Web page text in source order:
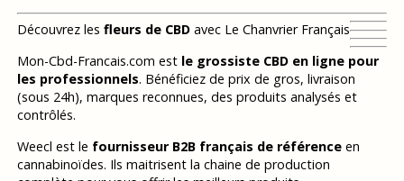
Découvrez les fleurs de CBDavec Le Chanvrier Français
Mon-Cbd-Francais.com est le grossiste CBD en ligne pour
les professionnels. Bénéficiez de prix de gros, livraison
(sous 24h), marques reconnues, des produits analysés et
contrôlés.
Weecl est le fournisseur B2B français de référenceen
cannabinoïdes. Ils maitrisent la chaine de production